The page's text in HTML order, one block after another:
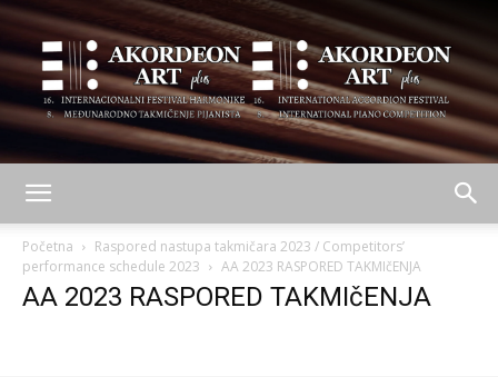
ART
Početna
Raspored nastupa takmičara 2023 / Competitors’
performance schedule 2023
AA 2023 RASPORED TAKMIčENJA
AA 2023 RASPORED TAKMIčENJA